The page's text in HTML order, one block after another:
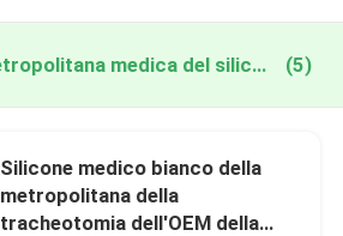
Porcellana Metropolitana medica del silicone (5)
Silicone medico bianco della
metropolitana della
tracheotomia dell'OEM della